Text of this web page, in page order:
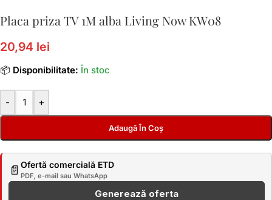
Placa priza TV 1M alba Living Now KW08
20,94 lei
📦 Disponibilitate: În stoc
- +
Adaugă În Coș
📄 Ofertă comercială ETD
PDF, e-mail sau WhatsApp
Generează oferta